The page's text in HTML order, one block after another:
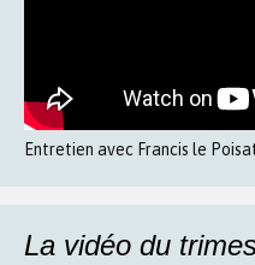
Entretien avec Francis le
La vidéo du